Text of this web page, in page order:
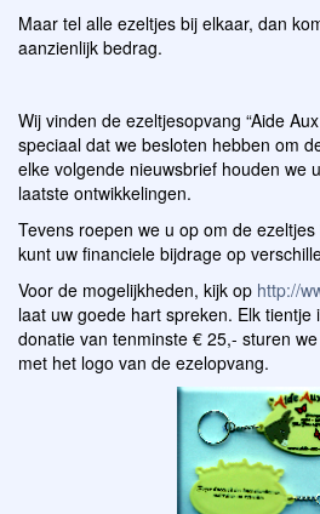
Maar tel alle ezeltjes bij elkaar, dan
aanzienlijk bedrag.
Wij vinden de ezeltjesopvang “Aide
speciaal dat we besloten hebben om
elke volgende nieuwsbrief houden we
laatste ontwikkelingen.
Tevens roepen we u op om de
kunt uw financiele bijdrage op
Voor de mogelijkheden, kijk op http://
laat uw goede hart spreken. Elk tientje
donatie van tenminste € 25,- sturen
met het logo van de ezelopvang.